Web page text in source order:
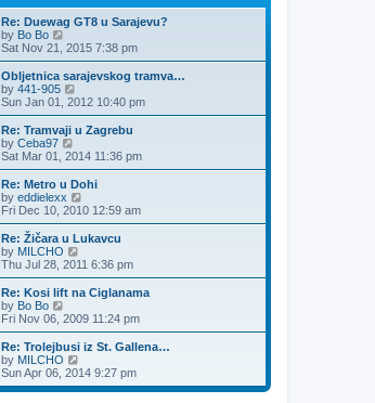
p
o
t
l
t
e
s
t
p
o
s
t
Re: Duewag GT8 u Sarajevu?
by Bo Bo
i
e
w
t
h
l
a
t
e
t
p
o
s
t
Sat Nov 21, 2015 7:38 pm
Obljetnica sarajevskog tramva…
by 441-905
i
e
w
h
l
a
t
e
t
p
o
s
t
Sun Jan 01, 2012 10:40 pm
Re: Tramvaji u Zagrebu
by Ceba97
i
e
w
t
h
l
a
t
e
t
o
s
t
Sat Mar 01, 2014 11:36 pm
Re: Metro u Dohi
by eddielexx
i
e
w
h
a
t
e
t
o
s
Fri Dec 10, 2010 12:59 am
Re: Žičara u Lukavcu
by MILCHO
i
e
w
h
l
a
t
e
s
Thu Jul 28, 2011 6:36 pm
Re: Kosi lift na Ciglanama
by Bo Bo
i
e
w
h
l
Fri Nov 06, 2009 11:24 pm
Re: Trolejbusi iz St. Gallena…
by MILCHO
i
e
Sun Apr 06, 2014 9:27 pm